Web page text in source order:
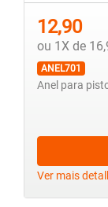
12,90
ou 1X de
ANEL701
Anel para
Ver mais